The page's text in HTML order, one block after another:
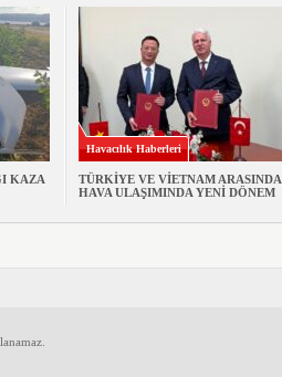
KAZA
Havacılık Haberleri
TÜRKİYE VE VİETNAM ARASINDA
HAVA ULAŞIMINDA YENİ DÖNEM